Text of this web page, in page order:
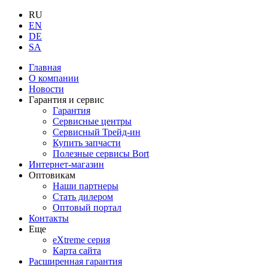
RU
EN
DE
SA
Главная
О компании
Новости
Гарантия и сервис
Гарантия
Сервисные центры
Сервисный Трейд-ин
Купить запчасти
Полезные сервисы Bort
Интернет-магазин
Оптовикам
Наши партнеры
Стать дилером
Оптовый портал
Контакты
Еще
eXtreme серия
Карта сайта
Расширенная гарантия